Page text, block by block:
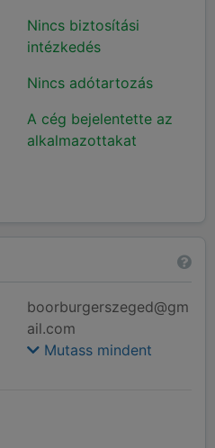
Nincs biztosítási
intézkedés
Nincs adótartozás
A cég bejelentette az
alkalmazottakat
boorburgerszeged@gm
ail.com
Mutass mindent